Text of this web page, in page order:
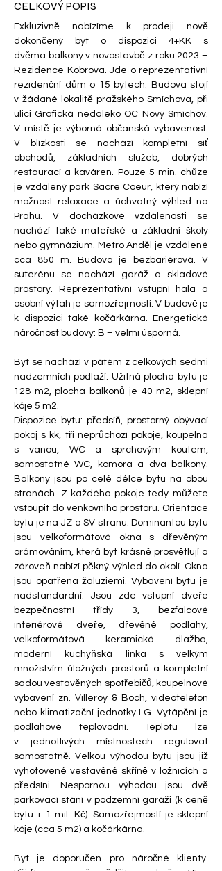
CELKOVÝ POPIS
Exkluzivně nabízíme k prodeji nově
dokončený byt o dispozici 4+KK s
dvěma balkony v novostavbě z roku 2023 –
Rezidence Kobrova. Jde o reprezentativní
rezidenční dům o 15 bytech. Budova stojí
v žádané lokalitě pražského Smíchova, při
ulici Grafická nedaleko OC Nový Smíchov.
V místě je výborná občanská vybavenost.
V blízkosti se nachází kompletní síť
obchodů, základních služeb, dobrých
restaurací a kaváren. Pouze 5 min. chůze
je vzdálený park Sacre Coeur, který nabízí
možnost relaxace a úchvatný výhled na
Prahu. V docházkové vzdálenosti se
nachází také mateřské a základní školy
nebo gymnázium. Metro Anděl je vzdálené
cca 850 m. Budova je bezbariérová. V
suterénu se nachází garáž a skladové
prostory. Reprezentativní vstupní hala a
osobní výtah je samozřejmostí. V budově je
k dispozici také kočárkárna. Energetická
náročnost budovy: B – velmi úsporná.
Byt se nachází v pátém z celkových sedmi
nadzemních podlaží. Užitná plocha bytu je
128 m2, plocha balkonů je 40 m2, sklepní
kóje 5 m2.
Dispozice bytu: předsíň, prostorný obývací
pokoj s kk, tři neprůchozí pokoje, koupelna
s vanou, WC a sprchovým koutem,
samostatné WC, komora a dva balkony.
Balkony jsou po celé délce bytu na obou
stranách. Z každého pokoje tedy můžete
vstoupit do venkovního prostoru. Orientace
bytu je na JZ a SV stranu. Dominantou bytu
jsou velkoformátová okna s dřevěným
orámováním, která byt krásně prosvětlují a
zároveň nabízí pěkný výhled do okolí. Okna
jsou opatřena žaluziemi. Vybavení bytu je
nadstandardní. Jsou zde vstupní dveře
bezpečnostní třídy 3, bezfalcové
interiérové dveře, dřevěné podlahy,
velkoformátová keramická dlažba,
moderní kuchyňská linka s velkým
množstvím úložných prostorů a kompletní
sadou vestavěných spotřebičů, koupelnové
vybavení zn. Villeroy & Boch, videotelefon
nebo klimatizační jednotky LG. Vytápění je
podlahové teplovodní. Teplotu lze
v jednotlivých místnostech regulovat
samostatně. Velkou výhodou bytu jsou již
vyhotovené vestavěné skříně v ložnicích a
předsíni. Nespornou výhodou jsou dvě
parkovací stání v podzemní garáži (k ceně
bytu + 1 mil. Kč). Samozřejmostí je sklepní
kóje (cca 5 m2) a kočárkárna.
Byt je doporučen pro náročné klienty.